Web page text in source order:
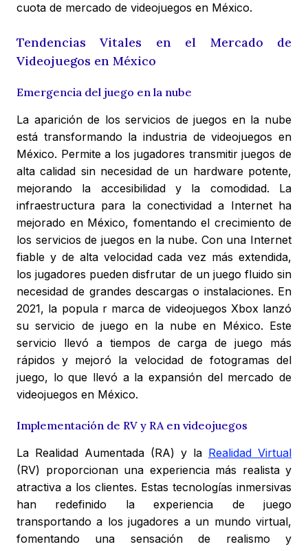
cuota de mercado de videojuegos en México.
Tendencias Vitales en el Mercado de
Videojuegos en México
Emergencia del juego en la nube
La aparición de los servicios de juegos en la nube
está transformando la industria de videojuegos en
México. Permite a los jugadores transmitir juegos de
alta calidad sin necesidad de un hardware potente,
mejorando la accesibilidad y la comodidad. La
infraestructura para la conectividad a Internet ha
mejorado en México, fomentando el crecimiento de
los servicios de juegos en la nube. Con una Internet
fiable y de alta velocidad cada vez más extendida,
los jugadores pueden disfrutar de un juego fluido sin
necesidad de grandes descargas o instalaciones. En
2021, la popula r marca de videojuegos Xbox lanzó
su servicio de juego en la nube en México. Este
servicio llevó a tiempos de carga de juego más
rápidos y mejoró la velocidad de fotogramas del
juego, lo que llevó a la expansión del mercado de
videojuegos en México.
Implementación de RV y RA en videojuegos
La Realidad Aumentada (RA) y la Realidad Virtual
(RV) proporcionan una experiencia más realista y
atractiva a los clientes. Estas tecnologías inmersivas
han redefinido la experiencia de juego
transportando a los jugadores a un mundo virtual,
fomentando una sensación de realismo y